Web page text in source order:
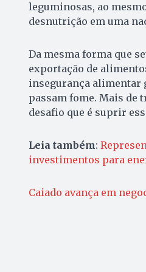
leguminosas, ao
desnutrição em uma
Da mesma forma que
exportação de
insegurança alimentar
passam fome. Mais de
desafio que é suprir
Leia também:
investimentos para
Caiado avança em